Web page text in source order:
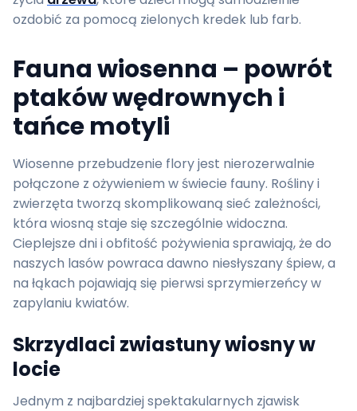
ozdobić za pomocą zielonych kredek lub farb.
Fauna wiosenna – powrót
ptaków wędrownych i
tańce motyli
Wiosenne przebudzenie flory jest nierozerwalnie
połączone z ożywieniem w świecie fauny. Rośliny i
zwierzęta tworzą skomplikowaną sieć zależności,
która wiosną staje się szczególnie widoczna.
Cieplejsze dni i obfitość pożywienia sprawiają, że do
naszych lasów powraca dawno niesłyszany śpiew, a
na łąkach pojawiają się pierwsi sprzymierzeńcy w
zapylaniu kwiatów.
Skrzydlaci zwiastuny wiosny w
locie
Jednym z najbardziej spektakularnych zjawisk